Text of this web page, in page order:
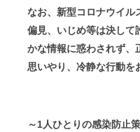
なお、新型コロナウイル
偏見、いじめ等は決して
かな情報に惑わされず、
思いやり、冷静な行動を
～1人ひとりの感染防止